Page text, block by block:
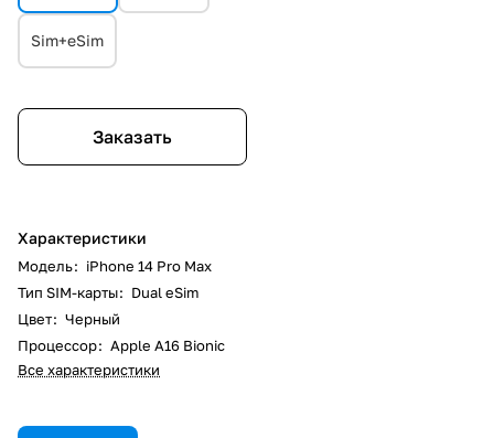
Sim+eSim
Заказать
Характеристики
Модель: iPhone 14 Pro Max
Тип SIM-карты: Dual eSim
Цвет: Черный
Процессор: Apple A16 Bionic
Все характеристики